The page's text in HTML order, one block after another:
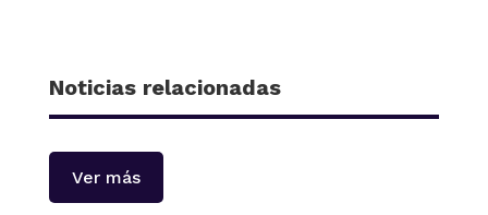
Noticias relacionadas
Ver más